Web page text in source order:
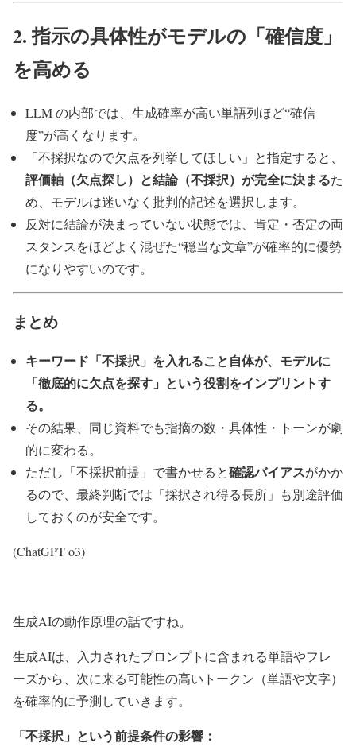
2. 指示の具体性がモデルの「確信度」
を高める
LLM の内部では、生成確率が高い単語列ほど“確信
度”が高くなります。
「不採択なので欠点を列挙してほしい」と指定すると、
評価軸（欠点探し）と結論（不採択）が完全に決まるた
め、モデルは迷いなく批判的記述を選択します。
反対に結論が決まっていない状態では、肯定・否定の両
スタンスをほどよく混ぜた“穏当な文章”が確率的に優勢
になりやすいのです。
まとめ
キーワード「不採択」を入れること自体が、モデルに
「徹底的に欠点を探す」という役割をインプリントす
る。
その結果、同じ資料でも指摘の数・具体性・トーンが劇
的に変わる。
ただし「不採択前提」で書かせると確認バイアスがかか
るので、最終判断では「採択され得る長所」も別途評価
しておくのが安全です。
(ChatGPT o3)
生成AIの動作原理の話ですね。
生成AIは、入力されたプロンプトに含まれる単語やフレ
ーズから、次に来る可能性の高いトークン（単語や文字）
を確率的に予測していきます。
「不採択」という前提条件の影響：